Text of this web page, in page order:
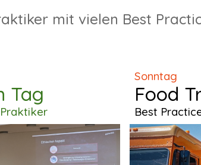
mit vielen Best
Tag
Sonntag
Food
Best